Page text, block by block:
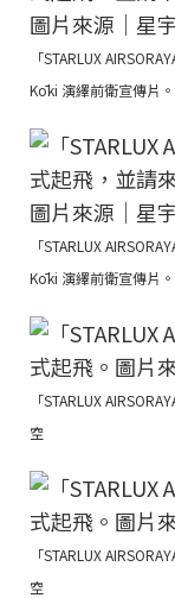
「STARLUX
Kōki 演繹前衛宣傳片
「STARLUX
Kōki 演繹前衛宣傳片
「STARLUX
空
「STARLUX
空